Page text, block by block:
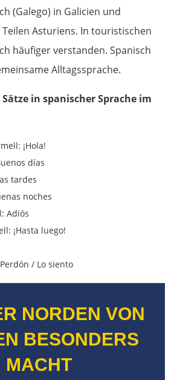
(Galego) in Galicien und
Asturiens. In touristischen
häufiger verstanden. Spanisch
Alltagssprache.
in spanischer Sprache im
¡Hola!
días
tardes
noches
Adiós
¡Hasta luego!
/ Lo siento
NORDEN VON
BESONDERS
MACHT